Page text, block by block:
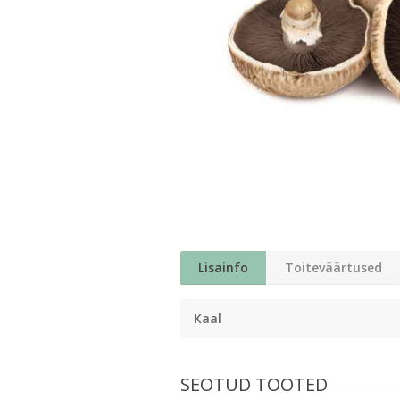
Lisainfo Toiteväärtused
Kaal
SEOTUD TOOTED